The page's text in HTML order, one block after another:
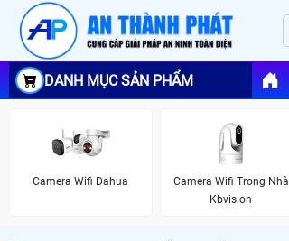
DANH MỤC SẢN PHẨM
Camera Wifi Dahua
Camera Wifi Trong Nhà
Kbvision